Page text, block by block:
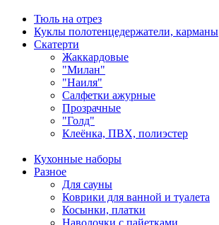
Тюль на отрез
Куклы полотенцедержатели, карманы
Скатерти
Жаккардовые
"Милан"
"Наиля"
Салфетки ажурные
Прозрачные
"Голд"
Клеёнка, ПВХ, полиэстер
Кухонные наборы
Разное
Для сауны
Коврики для ванной и туалета
Косынки, платки
Наволочки с пайетками